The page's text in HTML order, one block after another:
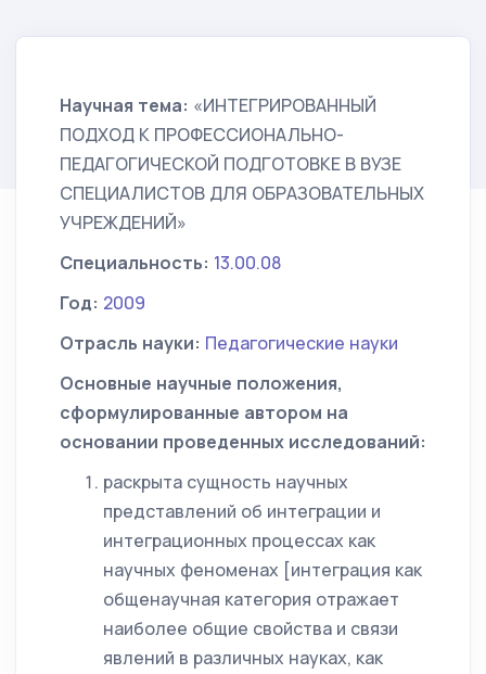
Научная тема: «ИНТЕГРИРОВАННЫЙ
ПОДХОД К ПРОФЕССИОНАЛЬНО-
ПЕДАГОГИЧЕСКОЙ ПОДГОТОВКЕ В ВУЗЕ
СПЕЦИАЛИСТОВ ДЛЯ ОБРАЗОВАТЕЛЬНЫХ
УЧРЕЖДЕНИЙ»
Специальность: 13.00.08
Год: 2009
Отрасль науки: Педагогические науки
Основные научные положения,
сформулированные автором на
основании проведенных исследований:
раскрыта сущность научных
представлений об интеграции и
интеграционных процессах как
научных феноменах [интеграция как
общенаучная категория отражает
наиболее общие свойства и связи
явлений в различных науках, как